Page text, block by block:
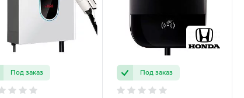
Под заказ Под заказ